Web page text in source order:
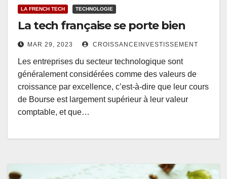
LA FRENCH TECH TECHNOLOGIE
La tech française se porte bien
MAR 29, 2023 CROISSANCEINVESTISSEMENT
Les entreprises du secteur technologique sont
généralement considérées comme des valeurs de
croissance par excellence, c’est-à-dire que leur cours
de Bourse est largement supérieur à leur valeur
comptable, et que…